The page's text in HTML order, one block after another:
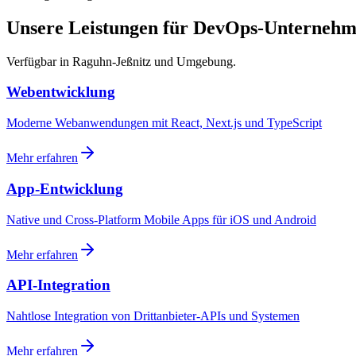
Unsere Leistungen für DevOps-
Verfügbar in Raguhn-Jeßnitz und Umgebung.
Webentwicklung
Moderne Webanwendungen mit React, Next.js und TypeScript
Mehr erfahren
App-Entwicklung
Native und Cross-Platform Mobile Apps für iOS und Android
Mehr erfahren
API-Integration
Nahtlose Integration von Drittanbieter-APIs und Systemen
Mehr erfahren